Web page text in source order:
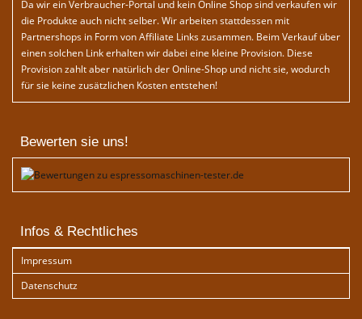
Da wir ein Verbraucher-Portal und kein Online Shop sind verkaufen wir
die Produkte auch nicht selber. Wir arbeiten stattdessen mit
Partnershops in Form von Affiliate Links zusammen. Beim Verkauf über
einen solchen Link erhalten wir dabei eine kleine Provision. Diese
Provision zahlt aber natürlich der Online-Shop und nicht sie, wodurch
für sie keine zusätzlichen Kosten entstehen!
Bewerten sie uns!
Infos & Rechtliches
Impressum
Datenschutz